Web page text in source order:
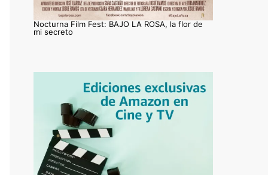
Nocturna Film Fest: BAJO LA ROSA, la flor de
mi secreto